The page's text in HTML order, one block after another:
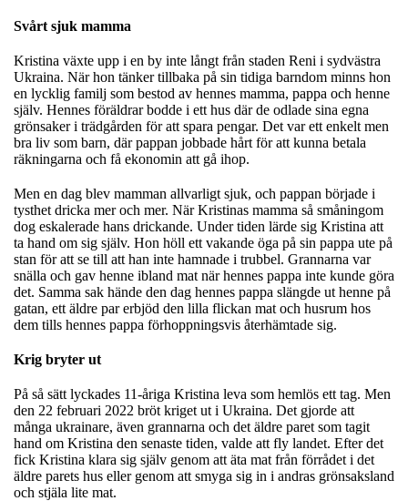
Svårt sjuk mamma
Kristina växte upp i en by inte långt från staden Reni i sydvästra
Ukraina. När hon tänker tillbaka på sin tidiga barndom minns hon
en lycklig familj som bestod av hennes mamma, pappa och henne
själv. Hennes föräldrar bodde i ett hus där de odlade sina egna
grönsaker i trädgården för att spara pengar. Det var ett enkelt men
bra liv som barn, där pappan jobbade hårt för att kunna betala
räkningarna och få ekonomin att gå ihop.
Men en dag blev mamman allvarligt sjuk, och pappan började i
tysthet dricka mer och mer. När Kristinas mamma så småningom
dog eskalerade hans drickande. Under tiden lärde sig Kristina att
ta hand om sig själv. Hon höll ett vakande öga på sin pappa ute på
stan för att se till att han inte hamnade i trubbel. Grannarna var
snälla och gav henne ibland mat när hennes pappa inte kunde göra
det. Samma sak hände den dag hennes pappa slängde ut henne på
gatan, ett äldre par erbjöd den lilla flickan mat och husrum hos
dem tills hennes pappa förhoppningsvis återhämtade sig.
Krig bryter ut
På så sätt lyckades 11-åriga Kristina leva som hemlös ett tag. Men
den 22 februari 2022 bröt kriget ut i Ukraina. Det gjorde att
många ukrainare, även grannarna och det äldre paret som tagit
hand om Kristina den senaste tiden, valde att fly landet. Efter det
fick Kristina klara sig själv genom att äta mat från förrådet i det
äldre parets hus eller genom att smyga sig in i andras grönsaksland
och stjäla lite mat.